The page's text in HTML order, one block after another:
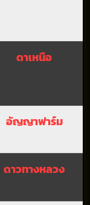
ดาเหนือ
อัญญาฟาร์ม
ดาวทางหลวง